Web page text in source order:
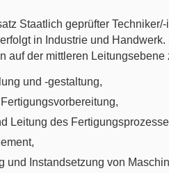
Staatlich geprüfter
in Industrie und
auf der mittleren
und -gestaltung,
Leitung des
und Instandsetzung von